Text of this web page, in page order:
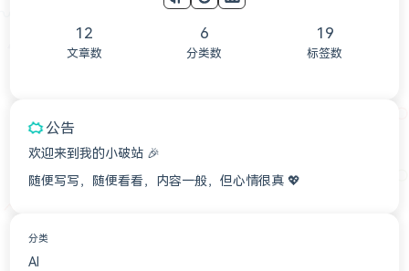
12
文章数
6
分类数
19
标签数
公告
欢迎来到我的小破站 🎉
随便写写，随便看看，内容一般，但心情很真 💖
分类
AI